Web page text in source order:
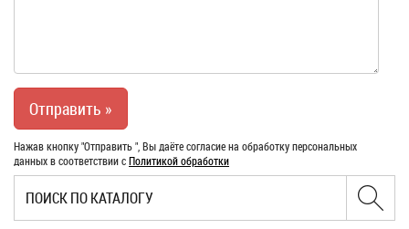
Нажав кнопку "Отправить ", Вы даёте согласие на обработку персональных
данных в соответствии сПолитикой обработки